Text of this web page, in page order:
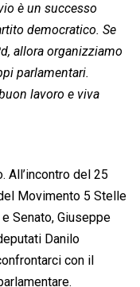
è un successo
democratico. Se
allora organizziamo
parlamentari.
lavoro e viva
All’incontro del 25
Movimento 5 Stelle
Senato, Giuseppe
Danilo
con il